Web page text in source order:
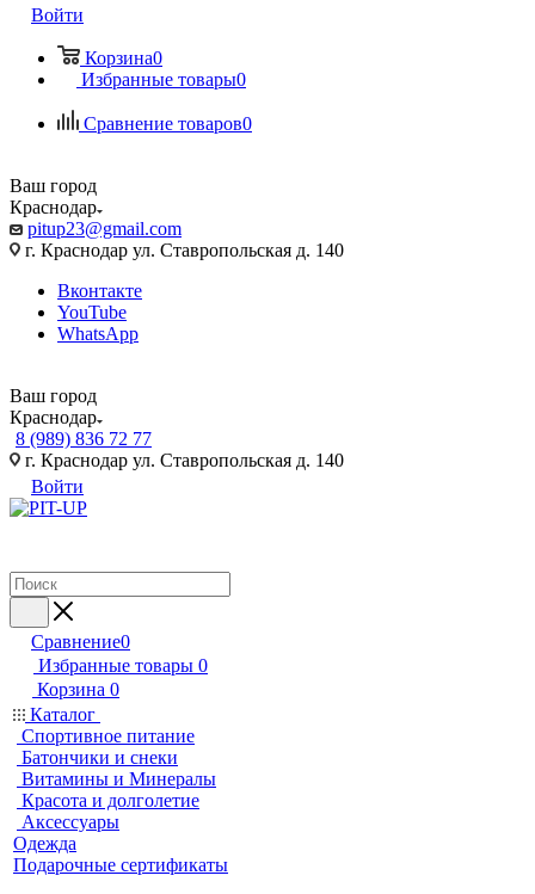
Войти
Корзина0
Избранные товары0
Сравнение товаров0
Ваш город
Краснодар
pitup23@gmail.com
г. Краснодар ул. Ставропольская д. 140
Вконтакте
YouTube
WhatsApp
Ваш город
Краснодар
8 (989) 836 72 77
г. Краснодар ул. Ставропольская д. 140
Войти
Сравнение0
Избранные товары 0
Корзина 0
Каталог
Спортивное питание
Батончики и снеки
Витамины и Минералы
Красота и долголетие
Аксессуары
Одежда
Подарочные сертификаты